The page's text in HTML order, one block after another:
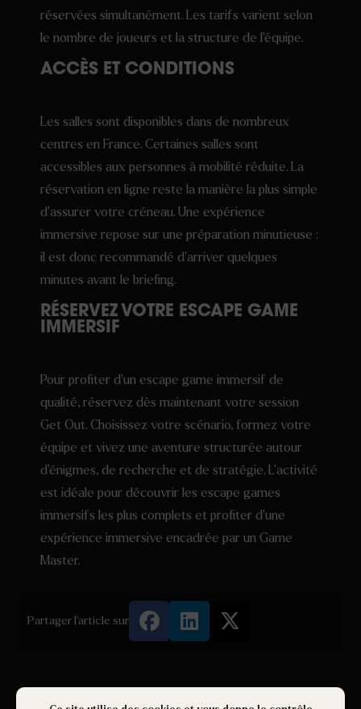
réservées simultanément. Les tarifs varient selon
le nombre de joueurs et la structure de l’équipe.
ACCÈS ET CONDITIONS
Les salles sont disponibles dans de nombreux
centres en France. Certaines salles sont
accessibles aux personnes à mobilité réduite. La
réservation en ligne reste la manière la plus simple
d’assurer votre créneau. Une expérience
immersive repose sur une préparation minutieuse :
il est donc recommandé d’arriver quelques
minutes avant le briefing.
RÉSERVEZ VOTRE ESCAPE GAME
IMMERSIF
Pour profiter d’un escape game immersif de
qualité, réservez dès maintenant votre session
Get Out. Choisissez votre scénario, formez votre
équipe et vivez une aventure structurée autour
d’énigmes, de recherche et de stratégie. L’activité
est idéale pour découvrir les escape games
immersifs les plus complets et profiter d’une
expérience immersive encadrée par un Game
Master.
Partager l'article sur
Article précédent Article suivant